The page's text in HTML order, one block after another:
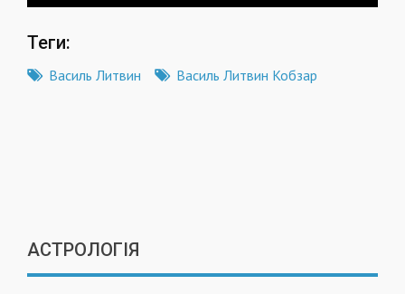
Теги:
Василь Литвин Василь Литвин Кобзар
АСТРОЛОГІЯ